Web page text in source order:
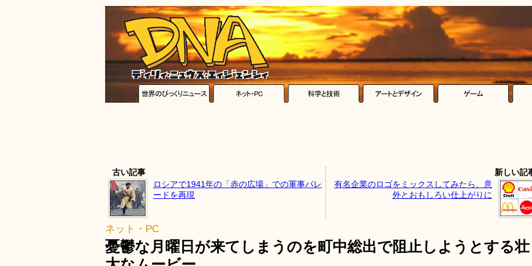
古い記事
ロシアで1941年の「赤の広場」での軍事パレ
ードを再現
新しい記
有名企業のロゴをミックスしてみたら、意
外とおもしろい仕上がりに
ネット・PC
憂鬱な月曜日が来てしまうのを町中総出で阻止しようとする壮